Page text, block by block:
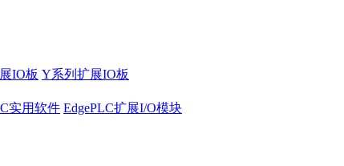
IO板 Y系列扩展IO板
实用软件 EdgePLC扩展I/O模块